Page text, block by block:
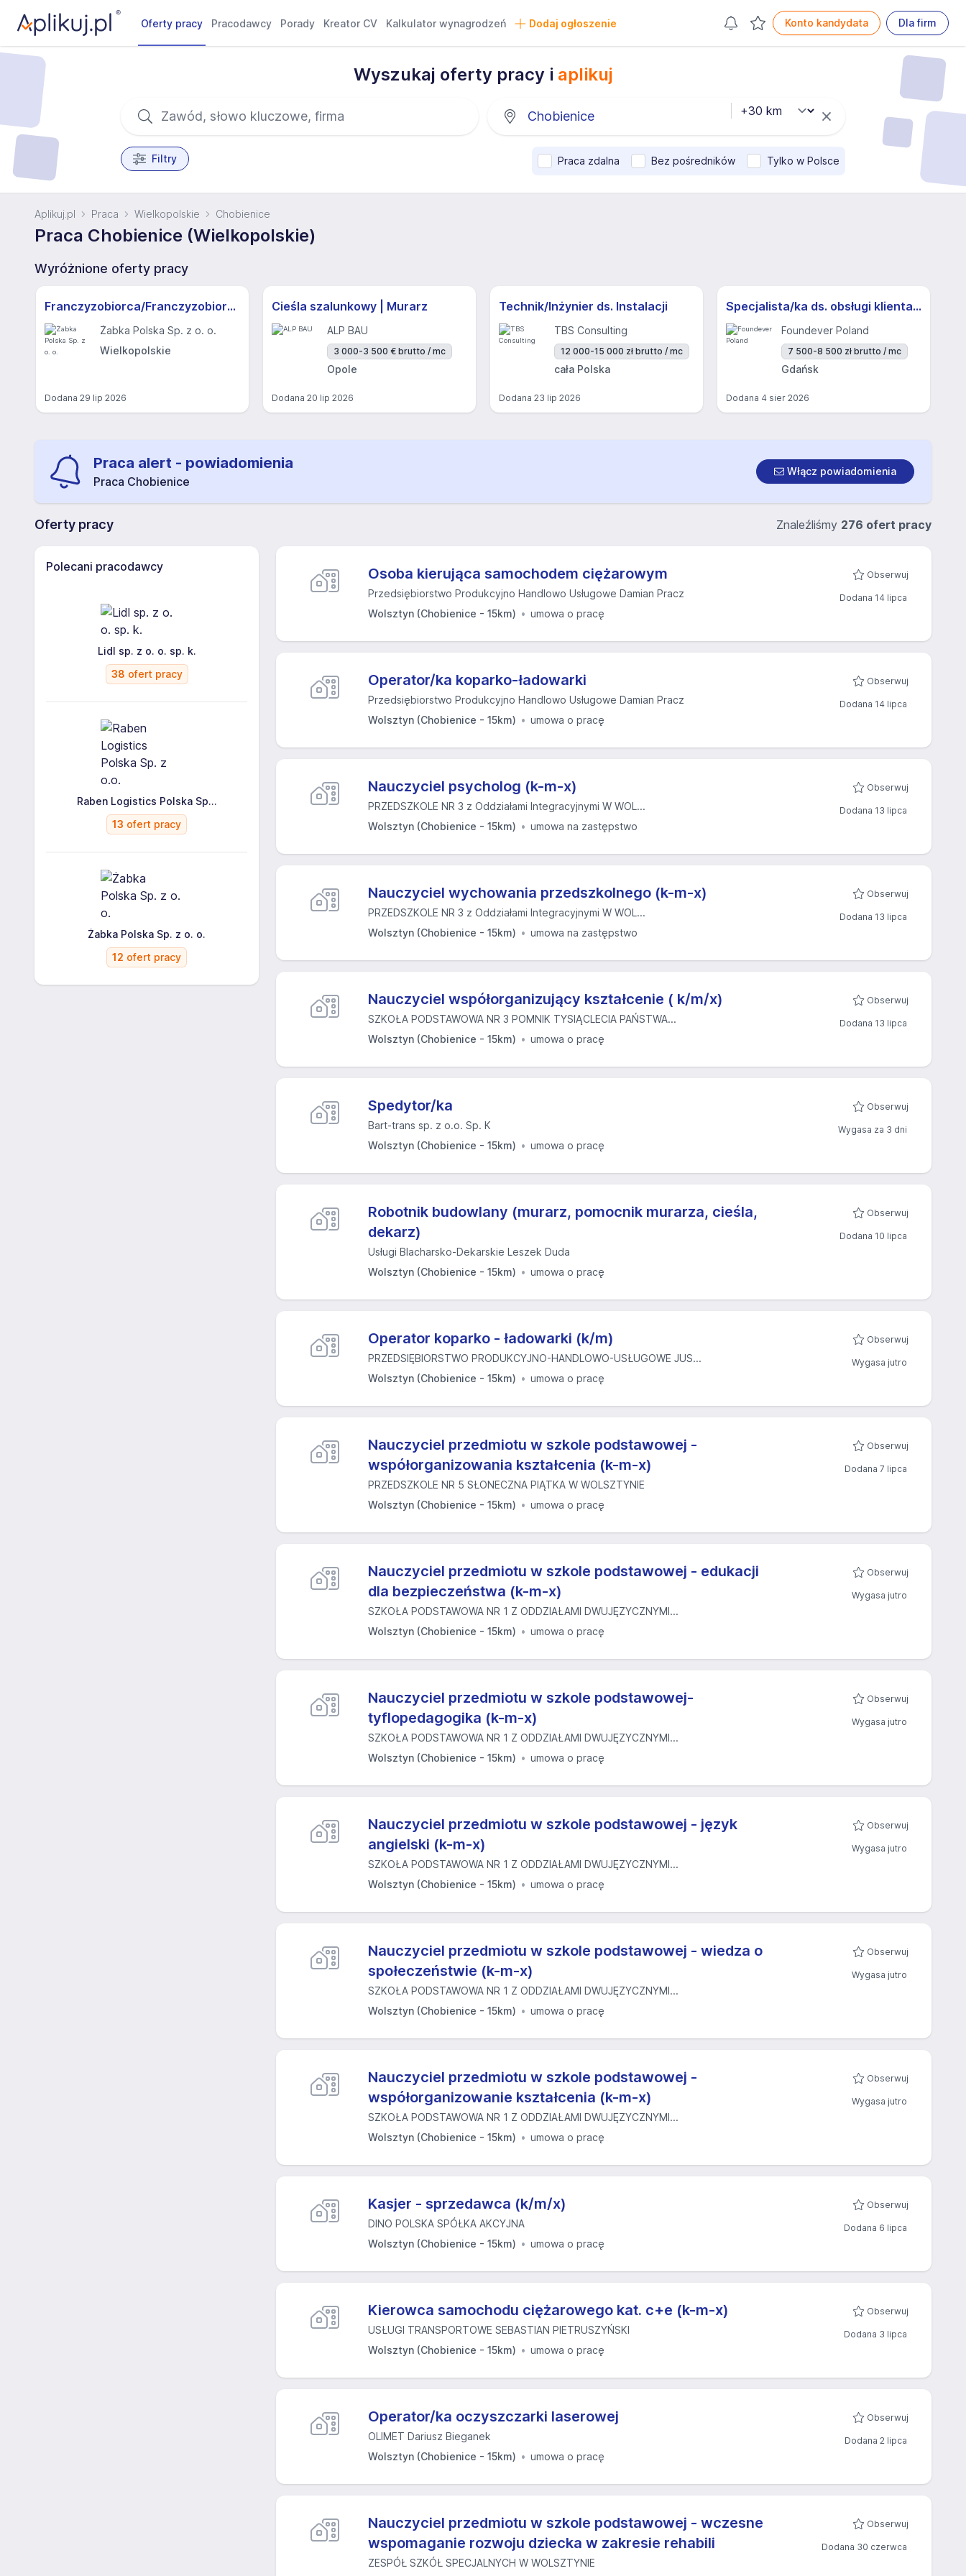
Oferty pracy Pracodawcy Porady Kreator CV Kalkulator wynagrodzeń Dodaj ogłoszenie Konto kandydata Dla firm
Wyszukaj oferty pracy i aplikuj
Filtry Praca zdalna Bez pośredników Tylko w Polsce
Aplikuj.pl Praca Wielkopolskie Chobienice
Praca Chobienice (Wielkopolskie)
Wyróżnione oferty pracy
Franczyzobiorca/Franczyzobiorczyni sklepu Żabka
Żabka Polska Sp. z o. o.
Wielkopolskie
Dodana 29 lip 2026
Cieśla szalunkowy | Murarz
ALP BAU
3 000-3 500 € brutto / mc
Opole
Dodana 20 lip 2026
Technik/Inżynier ds. Instalacji
TBS Consulting
12 000-15 000 zł brutto / mc
cała Polska
Dodana 23 lip 2026
Specjalista/ka ds. obsługi klienta z j.niemieckim
Foundever Poland
7 500-8 500 zł brutto / mc
Gdańsk
Dodana 4 sier 2026
Praca alert - powiadomienia
Praca Chobienice
Włącz powiadomienia
Oferty pracy Znaleźliśmy 276 ofert pracy
Polecani pracodawcy
Lidl sp. z o. o. sp. k.
38 ofert pracy
Raben Logistics Polska Sp...
13 ofert pracy
Żabka Polska Sp. z o. o.
12 ofert pracy
Osoba kierująca samochodem ciężarowym
Przedsiębiorstwo Produkcyjno Handlowo Usługowe Damian Pracz
Wolsztyn (Chobienice - 15km)
umowa o pracę
Obserwuj
Dodana 14 lipca
Operator/ka koparko-ładowarki
Przedsiębiorstwo Produkcyjno Handlowo Usługowe Damian Pracz
Wolsztyn (Chobienice - 15km)
umowa o pracę
Obserwuj
Dodana 14 lipca
Nauczyciel psycholog (k-m-x)
PRZEDSZKOLE NR 3 z Oddziałami Integracyjnymi W WOL...
Wolsztyn (Chobienice - 15km)
umowa na zastępstwo
Obserwuj
Dodana 13 lipca
Nauczyciel wychowania przedszkolnego (k-m-x)
PRZEDSZKOLE NR 3 z Oddziałami Integracyjnymi W WOL...
Wolsztyn (Chobienice - 15km)
umowa na zastępstwo
Obserwuj
Dodana 13 lipca
Nauczyciel współorganizujący kształcenie ( k/m/x)
SZKOŁA PODSTAWOWA NR 3 POMNIK TYSIĄCLECIA PAŃSTWA...
Wolsztyn (Chobienice - 15km)
umowa o pracę
Obserwuj
Dodana 13 lipca
Spedytor/ka
Bart-trans sp. z o.o. Sp. K
Wolsztyn (Chobienice - 15km)
umowa o pracę
Obserwuj
Wygasa za 3 dni
Robotnik budowlany (murarz, pomocnik murarza, cieśla,
dekarz)
Usługi Blacharsko-Dekarskie Leszek Duda
Wolsztyn (Chobienice - 15km)
umowa o pracę
Obserwuj
Dodana 10 lipca
Operator koparko - ładowarki (k/m)
PRZEDSIĘBIORSTWO PRODUKCYJNO-HANDLOWO-USŁUGOWE JUS...
Wolsztyn (Chobienice - 15km)
umowa o pracę
Obserwuj
Wygasa jutro
Nauczyciel przedmiotu w szkole podstawowej -
współorganizowania kształcenia (k-m-x)
PRZEDSZKOLE NR 5 SŁONECZNA PIĄTKA W WOLSZTYNIE
Wolsztyn (Chobienice - 15km)
umowa o pracę
Obserwuj
Dodana 7 lipca
Nauczyciel przedmiotu w szkole podstawowej - edukacji
dla bezpieczeństwa (k-m-x)
SZKOŁA PODSTAWOWA NR 1 Z ODDZIAŁAMI DWUJĘZYCZNYMI...
Wolsztyn (Chobienice - 15km)
umowa o pracę
Obserwuj
Wygasa jutro
Nauczyciel przedmiotu w szkole podstawowej-
tyflopedagogika (k-m-x)
SZKOŁA PODSTAWOWA NR 1 Z ODDZIAŁAMI DWUJĘZYCZNYMI...
Wolsztyn (Chobienice - 15km)
umowa o pracę
Obserwuj
Wygasa jutro
Nauczyciel przedmiotu w szkole podstawowej - język
angielski (k-m-x)
SZKOŁA PODSTAWOWA NR 1 Z ODDZIAŁAMI DWUJĘZYCZNYMI...
Wolsztyn (Chobienice - 15km)
umowa o pracę
Obserwuj
Wygasa jutro
Nauczyciel przedmiotu w szkole podstawowej - wiedza o
społeczeństwie (k-m-x)
SZKOŁA PODSTAWOWA NR 1 Z ODDZIAŁAMI DWUJĘZYCZNYMI...
Wolsztyn (Chobienice - 15km)
umowa o pracę
Obserwuj
Wygasa jutro
Nauczyciel przedmiotu w szkole podstawowej -
współorganizowanie kształcenia (k-m-x)
SZKOŁA PODSTAWOWA NR 1 Z ODDZIAŁAMI DWUJĘZYCZNYMI...
Wolsztyn (Chobienice - 15km)
umowa o pracę
Obserwuj
Wygasa jutro
Kasjer - sprzedawca (k/m/x)
DINO POLSKA SPÓŁKA AKCYJNA
Wolsztyn (Chobienice - 15km)
umowa o pracę
Obserwuj
Dodana 6 lipca
Kierowca samochodu ciężarowego kat. c+e (k-m-x)
USŁUGI TRANSPORTOWE SEBASTIAN PIETRUSZYŃSKI
Wolsztyn (Chobienice - 15km)
umowa o pracę
Obserwuj
Dodana 3 lipca
Operator/ka oczyszczarki laserowej
OLIMET Dariusz Bieganek
Wolsztyn (Chobienice - 15km)
umowa o pracę
Obserwuj
Dodana 2 lipca
Nauczyciel przedmiotu w szkole podstawowej - wczesne
wspomaganie rozwoju dziecka w zakresie rehabili
ZESPÓŁ SZKÓŁ SPECJALNYCH W WOLSZTYNIE
Obserwuj
Dodana 30 czerwca